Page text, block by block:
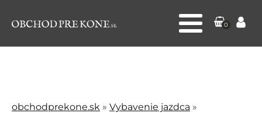
0
obchodprekone.sk » Vybavenie jazdca »